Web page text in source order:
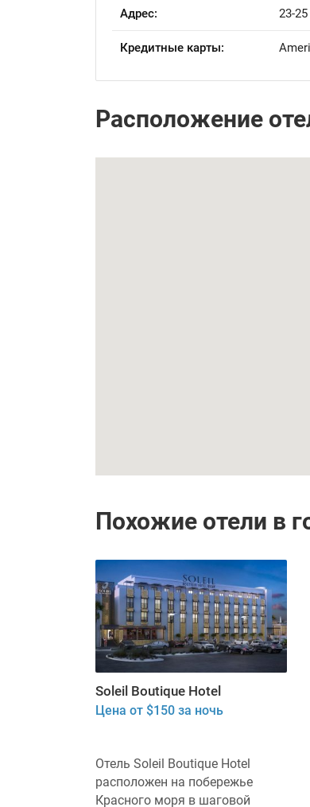
Адрес: 23-
Кредитные карты:
Расположение
Похожие отели в
Soleil Boutique Hotel
Цена от $150 за ночь
Отель Soleil Boutique Hotel
расположен на побережье
Красного моря в шаговой